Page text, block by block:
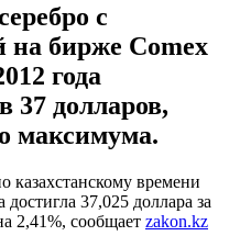
с
на бирже Comex
года
37 долларов,
максимума.
казахстанскому времени
37,025 доллара за
2,41%, сообщает zakon.kz